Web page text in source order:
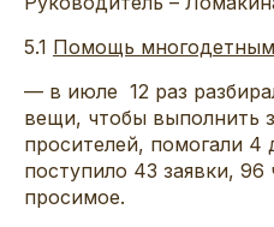
5.1 Помощь
— в июле 12 раз
вещи, чтобы выполнить
просителей, помогали 4
поступило 43 заявки, 96
просимое.